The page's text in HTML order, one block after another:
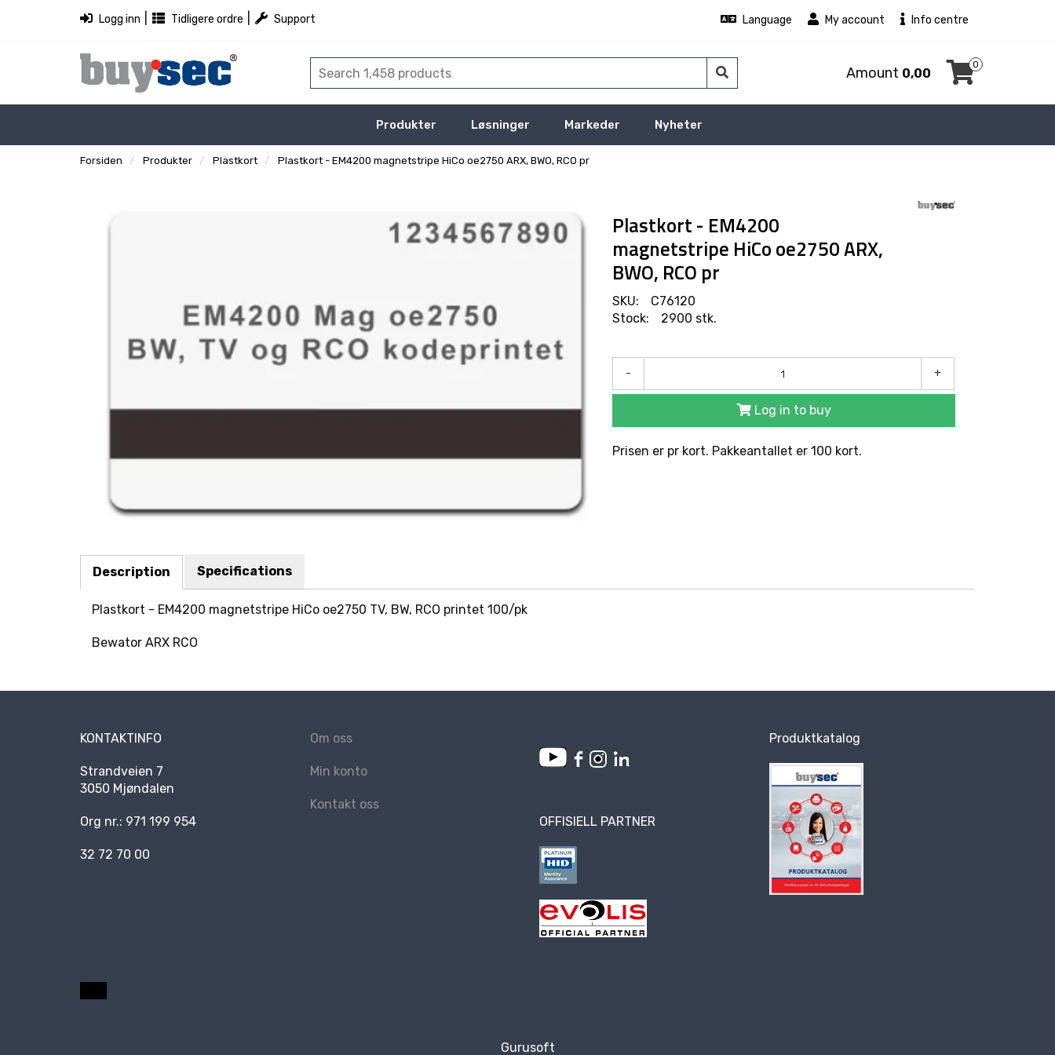
Logg inn Tidligere ordre Support Language My account Info centre
Amount 0,00
0
Produkter Løsninger Markeder Nyheter
Forsiden Produkter Plastkort Plastkort - EM4200 magnetstripe HiCo oe2750 ARX, BWO, RCO pr
Plastkort - EM4200
magnetstripe HiCo oe2750 ARX,
BWO, RCO pr
SKU:
C76120
Stock:
2900 stk.
- +
Log in to buy
Prisen er pr kort. Pakkeantallet er 100 kort.
Description Specifications
Plastkort - EM4200 magnetstripe HiCo oe2750 TV, BW, RCO printet 100/pk
Bewator ARX RCO
KONTAKTINFO
Strandveien 7
3050 Mjøndalen
Org nr.: 971 199 954
32 72 70 00
Om oss
Min konto
Kontakt oss
OFFISIELL PARTNER
Produktkatalog
Gurusoft